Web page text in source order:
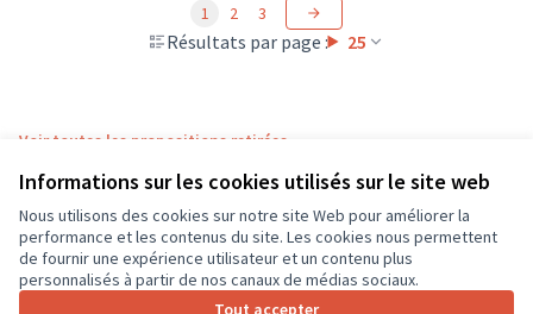
Informations sur les cookies utilisés sur le site web
Nous utilisons des cookies sur notre site Web pour améliorer la
performance et les contenus du site. Les cookies nous permettent
de fournir une expérience utilisateur et un contenu plus
personnalisés à partir de nos canaux de médias sociaux.
Tout accepter
Résultats par page : 25
1 2 3
Voir toutes les propositions retirées
Conditions d'utilisation
Paramètres des cookies
CD37 sur X
(Lien externe)
CD37 sur Facebook
CD37 sur Instagram
CD37 sur YouTube
(Lien externe)